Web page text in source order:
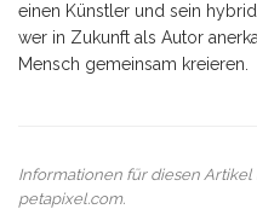
einen Künstler und sein
wer in Zukunft als Autor
Mensch gemeinsam kreieren.
Informationen für diesen
petapixel.com.